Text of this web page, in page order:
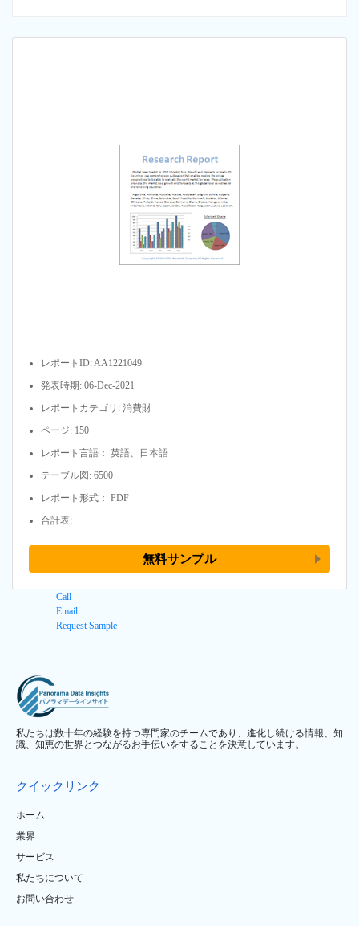
レポートID: AA1221049
発表時期: 06-Dec-2021
レポートカテゴリ: 消費財
ページ: 150
レポート言語： 英語、日本語
テーブル図: 6500
レポート形式： PDF
合計表:
無料サンプル
Call
Email
Request Sample
私たちは数十年の経験を持つ専門家のチームであり、進化し続ける情報、知
識、知恵の世界とつながるお手伝いをすることを決意しています。
クイックリンク
ホーム
業界
サービス
私たちについて
お問い合わせ